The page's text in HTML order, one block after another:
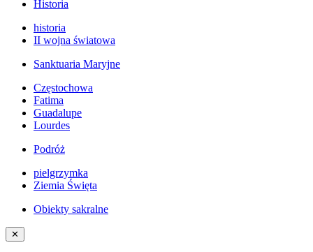
Historia
historia
II wojna światowa
Sanktuaria Maryjne
Częstochowa
Fatima
Guadalupe
Lourdes
Podróż
pielgrzymka
Ziemia Święta
Obiekty sakralne
✕